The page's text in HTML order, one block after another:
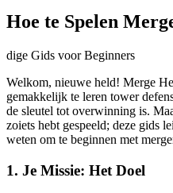
Hoe te Spelen
dige Gids voor Beginners
Welkom, nieuwe held! Merge
gemakkelijk te leren tower
de sleutel tot overwinning is.
zoiets hebt gespeeld; deze gids
weten om te beginnen met
1. Je Missie: Het Doel